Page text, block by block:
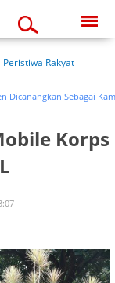
07:53:00 pm
Peristiwa Rakyat
Sebagai
Korps